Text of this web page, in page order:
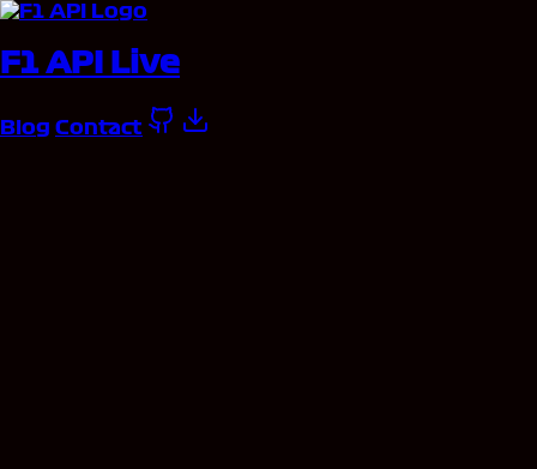
F1 API Live
Blog Contact